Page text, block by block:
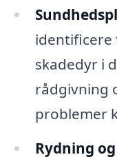
identificere
skadedyr i
rådgivning
problemer
Rydning